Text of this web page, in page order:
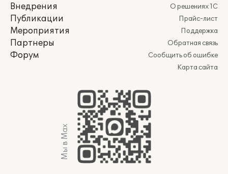
Внедрения
Публикации
Мероприятия
Партнеры
Форум
О решениях 1С
Прайс-лист
Поддержка
Обратная связь
Сообщить об ошибке
Карта сайта
Мы в Max